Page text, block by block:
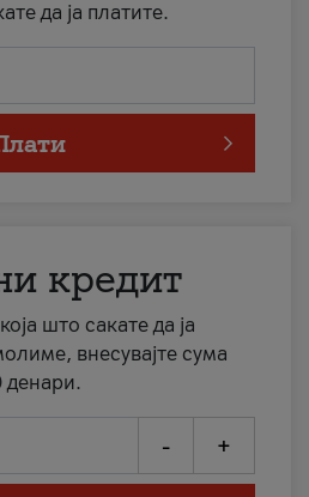
да ја платите.
кредит
што сакате да ја
внесувајте сума
денари.
- +